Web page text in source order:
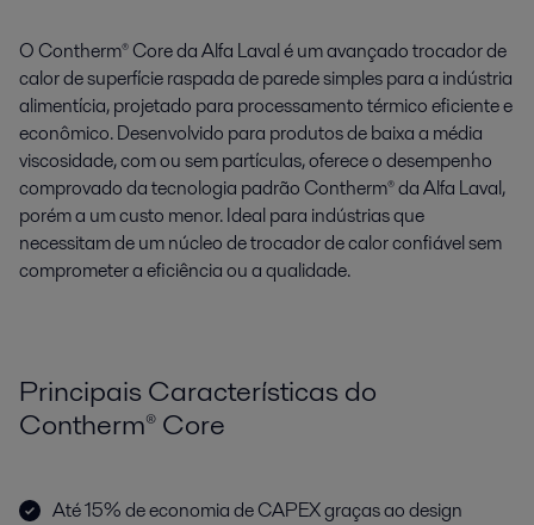
O Contherm® Core da Alfa Laval é um avançado trocador de
calor de superfície raspada de parede simples para a indústria
alimentícia, projetado para processamento térmico eficiente e
econômico. Desenvolvido para produtos de baixa a média
viscosidade, com ou sem partículas, oferece o desempenho
comprovado da tecnologia padrão Contherm® da Alfa Laval,
porém a um custo menor. Ideal para indústrias que
necessitam de um núcleo de trocador de calor confiável sem
comprometer a eficiência ou a qualidade.
Principais Características do
Contherm® Core
Até 15% de economia de CAPEX graças ao design